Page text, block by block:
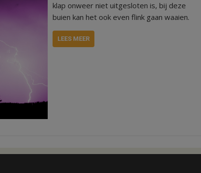
klap onweer niet uitgesloten is, bij deze
buien kan het ook even flink gaan waaien.
LEES MEER